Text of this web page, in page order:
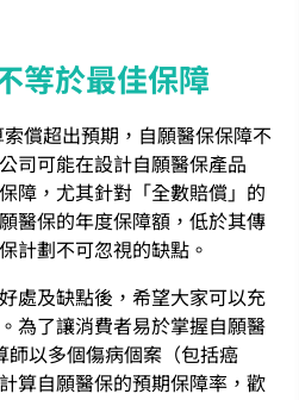
等於最佳保障
償超出預期，自願醫保保障不
司可能在設計自願醫保產品
障，尤其針對「全數賠償」的
醫保的年度保障額，低於其傳
計劃不可忽視的缺點。
處及缺點後，希望大家可以充
為了讓消費者易於掌握自願醫
師以多個傷病個案（包括癌
算自願醫保的預期保障率，歡